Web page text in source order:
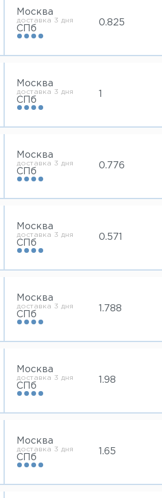
Москва
доставка 3 дня
СПб
0.825
Москва
доставка 3 дня
СПб
Москва
доставка 3 дня
СПб
0.776
Москва
доставка 3 дня
СПб
0.571
Москва
доставка 3 дня
СПб
1.788
Москва
доставка 3 дня
СПб
1.98
Москва
доставка 3 дня
СПб
1.65